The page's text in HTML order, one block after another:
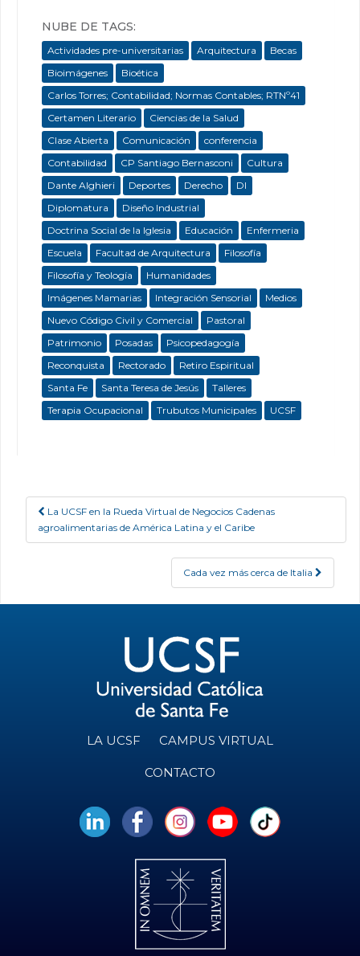
NUBE DE TAGS:
Actividades pre-universitarias Arquitectura
Becas
Bioimágenes
Bioética
Carlos Torres; Contabilidad; Normas Contables; RTNº41
Certamen Literario
Ciencias de la Salud
Clase Abierta
Comunicación
conferencia
Contabilidad
CP Santiago Bernasconi
Cultura
Dante Alghieri
Deportes Derecho
DI
Diplomatura
Diseño Industrial
Doctrina Social de la Iglesia
Educación
Enfermeria
Escuela
Facultad de Arquitectura
Filosofía
Filosofía y Teología
Humanidades
Imágenes Mamarias
Integración Sensorial
Medios
Nuevo Código Civil y Comercial
Pastoral
Patrimonio
Posadas
Psicopedagogía
Reconquista
Rectorado
Retiro Espiritual
Santa Fe
Santa Teresa de Jesús
Talleres
Terapia Ocupacional
Trubutos Municipales UCSF
Post navigation
La UCSF en la Rueda Virtual de Negocios Cadenas
agroalimentarias de América Latina y el Caribe
Cada vez más cerca de Italia
LA UCSF CAMPUS VIRTUAL
CONTACTO